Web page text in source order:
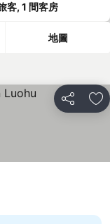
客, 1 間客房
地圖
分享 放